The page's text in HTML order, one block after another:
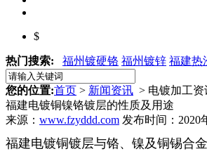
$
热门搜索: 福州镀硬铬 福州镀锌 福建热
您的位置:首页 > 新闻资讯 > 电镀加工资
福建电镀铜镍铬镀层的性质及用途
来源： www.fzyddd.com 发布时间：2020
福建电镀铜镀层与铬、镍及铜锡合